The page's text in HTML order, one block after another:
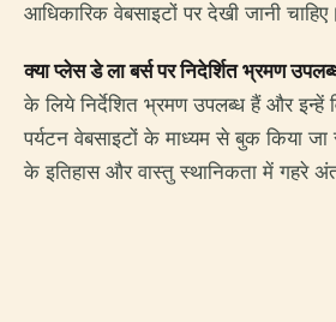
आधिकारिक वेबसाइटों पर देखी जानी चाहिए।
क्या प्लेस डे ला बर्स पर निदेर्शित भ्रमण
के लिये निर्देशित भ्रमण उपलब्ध हैं और इन्हें
पर्यटन वेबसाइटों के माध्यम से बुक किया
के इतिहास और वास्तु स्थानिकता में गहरे